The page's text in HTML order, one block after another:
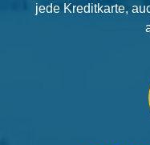
jede Kreditkarte,